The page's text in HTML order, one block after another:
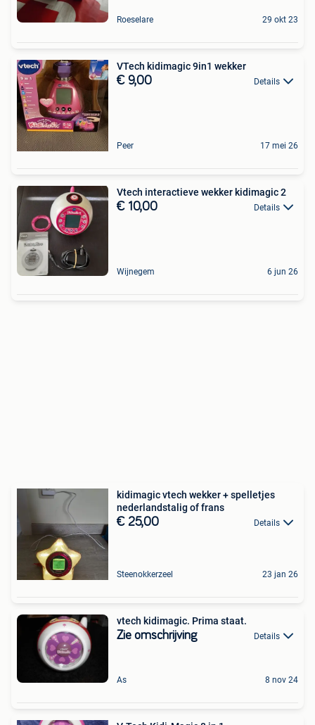
Roeselare 29 okt 23
VTech kidimagic 9in1 wekker
€ 9,00 Details
Peer 17 mei 26
Vtech interactieve wekker kidimagic 2
€ 10,00 Details
Wijnegem 6 jun 26
kidimagic vtech wekker + spelletjes
nederlandstalig of frans
€ 25,00 Details
Steenokkerzeel 23 jan 26
vtech kidimagic. Prima staat.
Zie omschrijving Details
As 8 nov 24